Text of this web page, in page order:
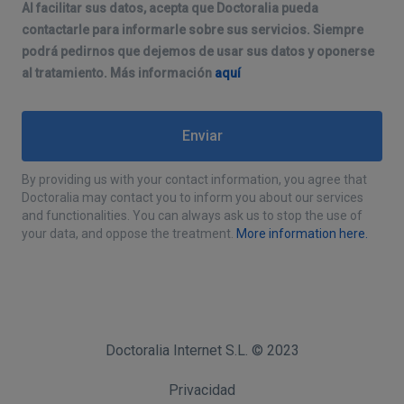
Al facilitar sus datos, acepta que Doctoralia pueda
contactarle para informarle sobre sus servicios. Siempre
podrá pedirnos que dejemos de usar sus datos y oponerse
al tratamiento. Más información aquí
By providing us with your contact information, you agree that
Doctoralia may contact you to inform you about our services
and functionalities. You can always ask us to stop the use of
your data, and oppose the treatment. More information here.
Doctoralia Internet S.L. © 2023
Privacidad